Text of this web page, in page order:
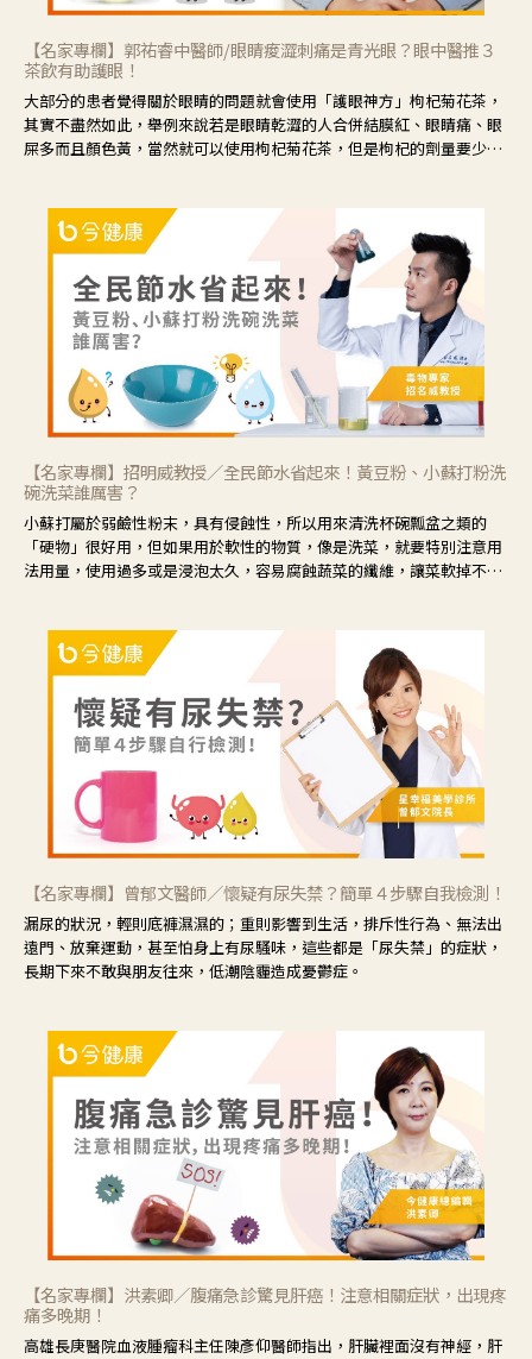
【名家專欄】郭祐睿中醫師/眼睛痠澀刺痛是青光眼？眼中醫推３
茶飲有助護眼！
大部分的患者覺得關於眼睛的問題就會使用「護眼神方」枸杞菊花茶，
其實不盡然如此，舉例來說若是眼睛乾澀的人合併結膜紅、眼睛痛、眼
屎多而且顏色黃，當然就可以使用枸杞菊花茶，但是枸杞的劑量要少，
候就要使用菊花、金銀花來治療；假如單純的眼睛乾澀，結膜沒有紅，
眼睛周圍沒有眼屎，這種情況是屬於「陰虛」，就可以使用枸杞、蓮
藕、麥門冬、山藥等比較滋潤的藥材，效果就更顯著。
【名家專欄】招明威教授／全民節水省起來！黃豆粉、小蘇打粉洗
碗洗菜誰厲害？
小蘇打屬於弱鹼性粉末，具有侵蝕性，所以用來清洗杯碗瓢盆之類的
「硬物」很好用，但如果用於軟性的物質，像是洗菜，就要特別注意用
法用量，使用過多或是浸泡太久，容易腐蝕蔬菜的纖維，讓菜軟掉不清
【名家專欄】曾郁文醫師／懷疑有尿失禁？簡單４步驟自我檢測！
漏尿的狀況，輕則底褲濕濕的；重則影響到生活，排斥性行為、無法出
遠門、放棄運動，甚至怕身上有尿騷味，這些都是「尿失禁」的症狀，
長期下來不敢與朋友往來，低潮陰霾造成憂鬱症。
【名家專欄】洪素卿／腹痛急診驚見肝癌！注意相關症狀，出現疼
痛多晚期！
高雄長庚醫院血液腫瘤科主任陳彥仰醫師指出，肝臟裡面沒有神經，肝